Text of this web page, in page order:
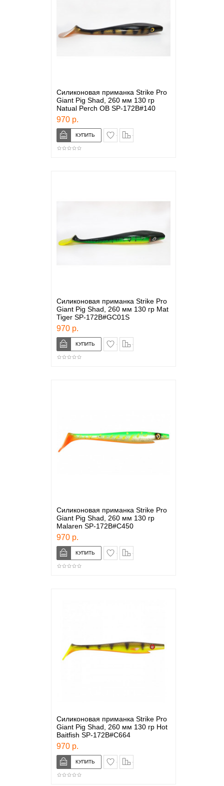
Силиконовая приманка Strike Pro
Giant Pig Shad, 260 мм 130 гр
Natual Perch OB SP-172B#140
970 р.
в закладки
Силиконовая приманка Strike Pro
Giant Pig Shad, 260 мм 130 гр Mat
Tiger SP-172B#GC01S
970 р.
в закладки
Силиконовая приманка Strike Pro
Giant Pig Shad, 260 мм 130 гр
Malaren SP-172B#C450
970 р.
в закладки
Силиконовая приманка Strike Pro
Giant Pig Shad, 260 мм 130 гр Hot
Baitfish SP-172B#C664
970 р.
в закладки